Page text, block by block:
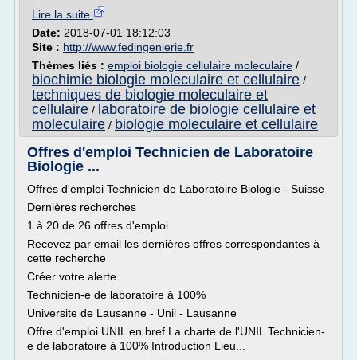
Lire la suite
Date: 2018-07-01 18:12:03
Site : http://www.fedingenierie.fr
Thèmes liés : emploi biologie cellulaire moleculaire /
biochimie biologie moleculaire et cellulaire /
techniques de biologie moleculaire et
cellulaire / laboratoire de biologie cellulaire et
moleculaire / biologie moleculaire et cellulaire
Offres d'emploi Technicien de Laboratoire
Biologie ...
Offres d'emploi Technicien de Laboratoire Biologie - Suisse
Dernières recherches
1 à 20 de 26 offres d'emploi
Recevez par email les dernières offres correspondantes à
cette recherche
Créer votre alerte
Technicien-e de laboratoire à 100%
Universite de Lausanne - Unil - Lausanne
Offre d'emploi UNIL en bref La charte de l'UNIL Technicien-
e de laboratoire à 100% Introduction Lieu...